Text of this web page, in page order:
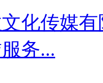
化传媒
务...